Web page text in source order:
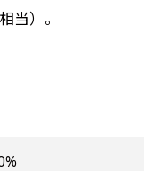
当）。